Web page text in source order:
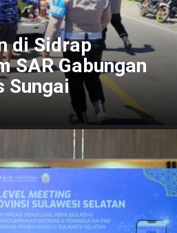
di Sidrap
SAR Gabungan
Sungai